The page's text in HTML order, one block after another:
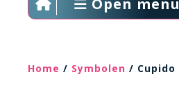
Open menu
Home / Symbolen / Cupido